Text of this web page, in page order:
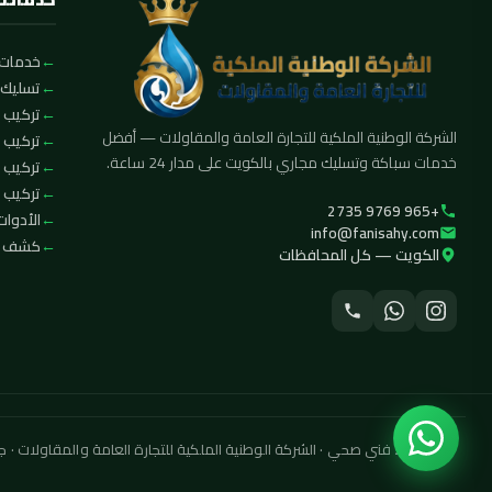
الشركة الوطنية الملكية للتجارة العامة والمقاولات — أفضل
خدمات سباكة وتسليك مجاري بالكويت على مدار 24 ساعة.
+965 9769 2735
info@fanisahy.com
الكويت — كل المحافظات
تركيب
تركيب
كشف
© 2026 فني صحي · الشركة الوطنية الملكية للتجارة العامة والمقاولات · جميع الحقوق محفوظة